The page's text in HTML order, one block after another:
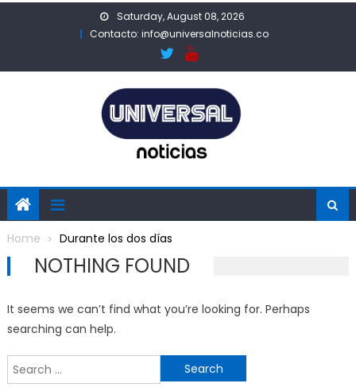
Saturday, August 08, 2026
Contacto: info@universalnoticias.co
Home Durante los dos días
NOTHING FOUND
It seems we can’t find what you’re looking for. Perhaps
searching can help.
for: